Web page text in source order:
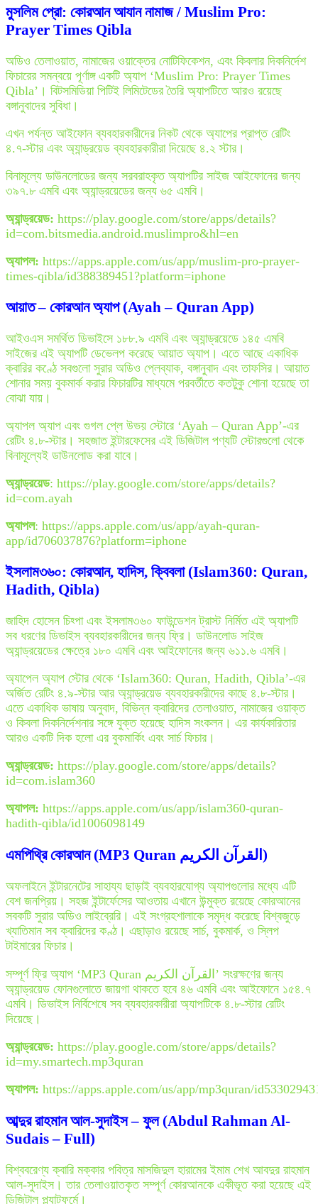
মুসলিম প্রো: কোরআন আযান নামাজ / Muslim Pro:
Prayer Times Qibla
অডিও তেলাওয়াত, নামাজের ওয়াক্তের নোটিফিকেশন, এবং কিবলার দিকনির্দেশ
ফিচারের সমন্বয়ে পূর্ণাঙ্গ একটি অ্যাপ ‘Muslim Pro: Prayer Times
Qibla’। বিটসমিডিয়া পিটিই লিমিটেডের তৈরি অ্যাপটিতে আরও রয়েছে
বঙ্গানুবাদের সুবিধা।
এখন পর্যন্ত আইফোন ব্যবহারকারীদের নিকট থেকে অ্যাপের প্রাপ্ত রেটিং
৪.৭-স্টার এবং অ্যান্ড্রয়েড ব্যবহারকারীরা দিয়েছে ৪.২ স্টার।
বিনামূল্যে ডাউনলোডের জন্য সরবরাহকৃত অ্যাপটির সাইজ আইফোনের জন্য
৩৯৭.৮ এমবি এবং অ্যান্ড্রয়েডের জন্য ৬৫ এমবি।
অ্যান্ড্রয়েড: https://play.google.com/store/apps/details?
id=com.bitsmedia.android.muslimpro&hl=en
অ্যাপল: https://apps.apple.com/us/app/muslim-pro-prayer-
times-qibla/id388389451?platform=iphone
আয়াত – কোরআন অ্যাপ (Ayah – Quran App)
আইওএস সমর্থিত ডিভাইসে ১৮৮.৯ এমবি এবং অ্যান্ড্রয়েডে ১৪৫ এমবি
সাইজের এই অ্যাপটি ডেভেলপ করেছে আয়াত অ্যাপ। এতে আছে একাধিক
ক্বারির কণ্ঠে সবগুলো সুরার অডিও প্লেব্যাক, বঙ্গানুবাদ এবং তাফসির। আয়াত
শোনার সময় বুকমার্ক করার ফিচারটির মাধ্যমে পরবর্তীতে কতটুকু শোনা হয়েছে তা
বোঝা যায়।
অ্যাপল অ্যাপ এবং গুগল প্লে উভয় স্টোরে ‘Ayah – Quran App’-এর
রেটিং ৪.৮-স্টার। সহজাত ইন্টারফেসের এই ডিজিটাল পণ্যটি স্টোরগুলো থেকে
বিনামূল্যেই ডাউনলোড করা যাবে।
অ্যান্ড্রয়েড: https://play.google.com/store/apps/details?
id=com.ayah
অ্যাপল: https://apps.apple.com/us/app/ayah-quran-
app/id706037876?platform=iphone
ইসলাম৩৬০: কোরআন, হাদিস, ক্বিবলা (Islam360: Quran,
Hadith, Qibla)
জাহিদ হোসেন চিহ্পা এবং ইসলাম৩৬০ ফাউন্ডেশন ট্রাস্ট নির্মিত এই অ্যাপটি
সব ধরণের ডিভাইস ব্যবহারকারীদের জন্য ফ্রি। ডাউনলোড সাইজ
অ্যান্ড্রয়েডের ক্ষেত্রে ১৮০ এমবি এবং আইফোনের জন্য ৬১১.৬ এমবি।
অ্যাপেল অ্যাপ স্টোর থেকে ‘Islam360: Quran, Hadith, Qibla’-এর
অর্জিত রেটিং ৪.৯-স্টার আর অ্যান্ড্রয়েড ব্যবহারকারীদের কাছে ৪.৮-স্টার।
এতে একাধিক ভাষায় অনুবাদ, বিভিন্ন ক্বারিদের তেলাওয়াত, নামাজের ওয়াক্ত
ও কিবলা দিকনির্দেশনার সঙ্গে যুক্ত হয়েছে হাদিস সংকলন। এর কার্যকারিতার
আরও একটি দিক হলো এর বুকমার্কিং এবং সার্চ ফিচার।
অ্যান্ড্রয়েড: https://play.google.com/store/apps/details?
id=com.islam360
অ্যাপল: https://apps.apple.com/us/app/islam360-quran-
hadith-qibla/id1006098149
এমপিথ্রি কোরআন (MP3 Quran القرآن الكريم)
অফলাইনে ইন্টারনেটের সাহায্য ছাড়াই ব্যবহারযোগ্য অ্যাপগুলোর মধ্যে এটি
বেশ জনপ্রিয়। সহজ ইন্টার্ফেসের আওতায় এখানে উন্মুক্ত রয়েছে কোরআনের
সবকটি সুরার অডিও লাইব্রেরি। এই সংগ্রহশালাকে সমৃদ্ধ করেছে বিশ্বজুড়ে
খ্যাতিমান সব ক্বারিদের কণ্ঠ। এছাড়াও রয়েছে সার্চ, বুকমার্ক, ও স্লিপ
টাইমারের ফিচার।
সম্পূর্ণ ফ্রি অ্যাপ ‘MP3 Quran القرآن الكريم’ সংরক্ষণের জন্য
অ্যান্ড্রয়েড ফোনগুলোতে জায়গা থাকতে হবে ৪৬ এমবি এবং আইফোনে ১৫৪.৭
এমবি। ডিভাইস নির্বিশেষে সব ব্যবহারকারীরা অ্যাপটিকে ৪.৮-স্টার রেটিং
দিয়েছে।
অ্যান্ড্রয়েড: https://play.google.com/store/apps/details?
id=my.smartech.mp3quran
অ্যাপল: https://apps.apple.com/us/app/mp3quran/
আব্দুর রাহমান আল-সুদাইস – ফুল (Abdul Rahman Al-
Sudais – Full)
বিশ্ববরেণ্য ক্বারি মক্কার পবিত্র মাসজিদুল হারামের ইমাম শেখ আবদুর রাহমান
আল-সুদাইস। তার তেলাওয়াতকৃত সম্পূর্ণ কোরআনকে একীভূত করা হয়েছে এই
ডিজিটাল প্ল্যাটফর্মে।